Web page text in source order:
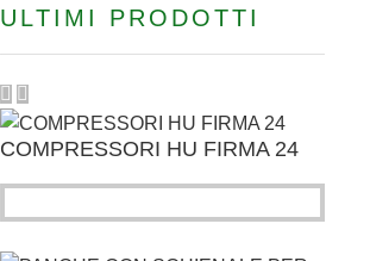
ULTIMI PRODOTTI
COMPRESSORI HU FIRMA 24